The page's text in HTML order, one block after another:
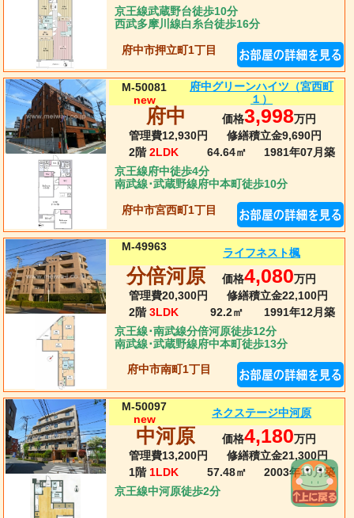
京王線武蔵野台徒歩10分
西武多摩川線白糸台徒歩16分
府中市押立町1丁目
M-50081
new
府中グリーンハイツ（宮西町
１）
府中 価格3,998万円
管理費12,930円
修繕積立金9,690円
2階 2LDK 64.64㎡ 1981年07月 築
京王線府中徒歩4分
南武線･武蔵野線府中本町徒歩10分
府中市宮西町1丁目
M-49963 ライフネスト楓
分倍河原 価格4,080万円
管理費20,300円
修繕積立金22,100円
2階 3LDK 92.2㎡ 1991年12月 築
京王線･南武線分倍河原徒歩12分
南武線･武蔵野線府中本町徒歩13分
府中市南町1丁目
M-50097
new
ネクステージ中河原
中河原 価格4,180万円
管理費13,200円
修繕積立金21,300円
1階 1LDK 57.48㎡ 2003年10月築
京王線中河原徒歩2分